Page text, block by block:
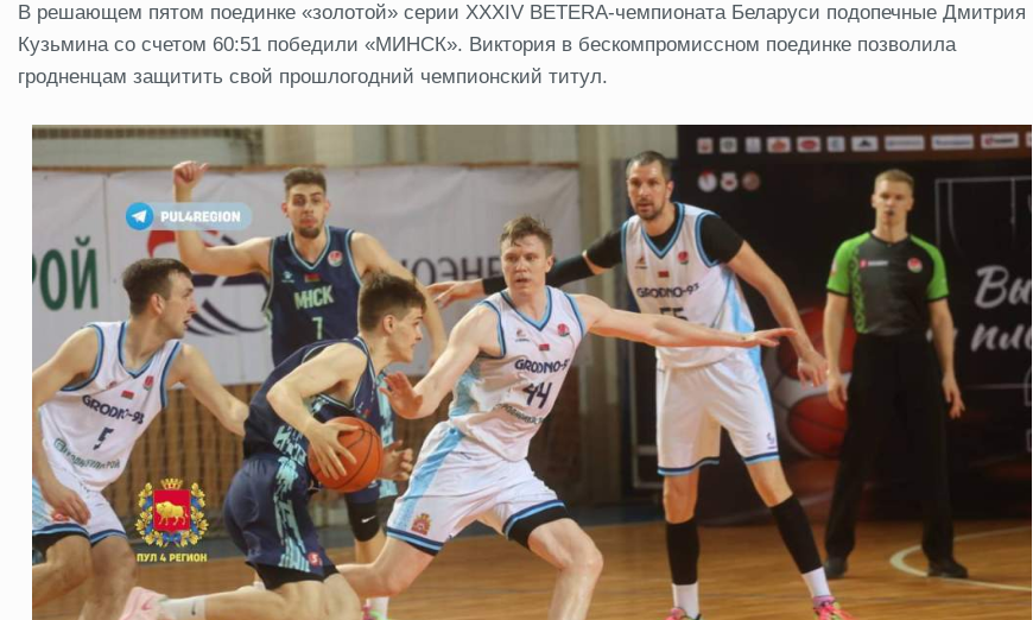
В решающем пятом поединке «золотой» серии XXXIV BETERA-чемпионата Беларуси подопечные Дмитрия
Кузьмина со счетом 60:51 победили «МИНСК». Виктория в бескомпромиссном поединке позволила
гродненцам защитить свой прошлогодний чемпионский титул.